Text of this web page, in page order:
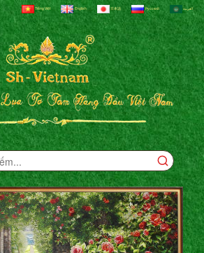
Tiếng Việt English 日本語 Русский العربية